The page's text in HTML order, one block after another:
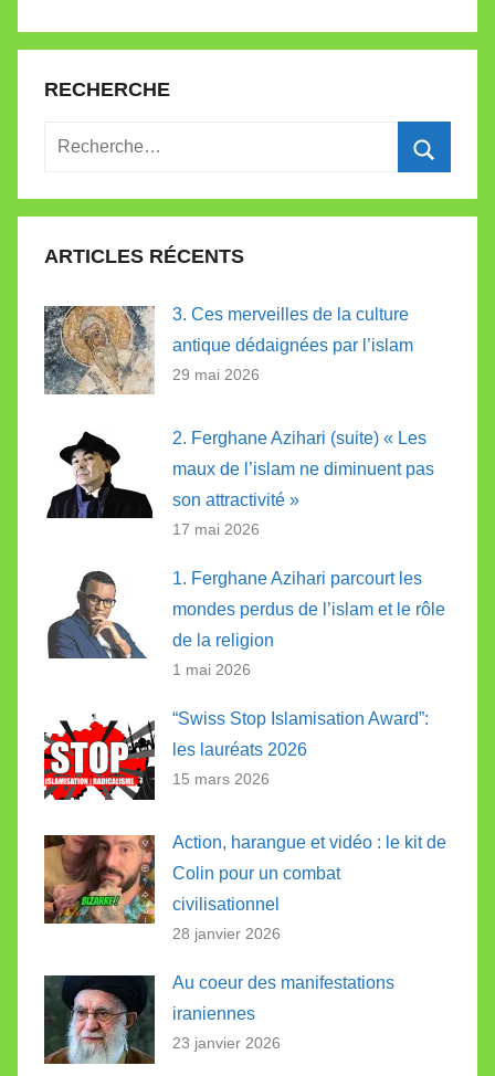
RECHERCHE
Recherche
:
ARTICLES RÉCENTS
3. Ces merveilles de la culture
antique dédaignées par l’islam
29 mai 2026
2. Ferghane Azihari (suite) « Les
maux de l’islam ne diminuent pas
son attractivité »
17 mai 2026
1. Ferghane Azihari parcourt les
mondes perdus de l’islam et le rôle
de la religion
1 mai 2026
“Swiss Stop Islamisation Award”:
les lauréats 2026
15 mars 2026
Action, harangue et vidéo : le kit de
Colin pour un combat
civilisationnel
28 janvier 2026
Au coeur des manifestations
iraniennes
23 janvier 2026